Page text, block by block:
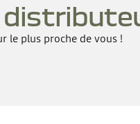
le plus proche de vous !